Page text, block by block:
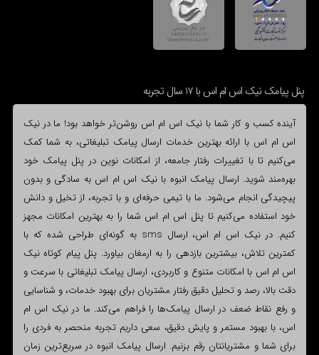
پنل پیامک نیک اس ام اس با 17 سال تجربه
آینده کسب و کار شما با نیک اس ام اس روشن‌تر خواهد بود! ما در نیک
اس ام اس با ارائه بهترین خدمات ارسال پیامک تبلیغاتی، به شما کمک
می‌کنیم تا با تغییرات رفتار جامعه، از امکانات نوین در پنل پیامک خود
بهره‌مند شوید. ارسال پیامک انبوه با نیک اس ام اس به سادگی و بدون
پیچیدگی انجام می‌شود. ما با تیمی حرفه‌ای و با تجربه، از تخیل و دانش
خود استفاده می‌کنیم تا پنل اس ام اس شما را به بهترین امکانات مجهز
کنیم. در نیک اس ام اس، ارسال sms به گونه‌ای طراحی شده که با
کمترین تلاش، بیشترین بازدهی را به ارمغان بیاورد. پنل پیام کوتاه نیک
اس ام اس با امکانات متنوع و کاربردی، ارسال پیامک تبلیغاتی با سرعت و
دقت بالا، رصد و تحلیل دقیق رفتار مشتریان برای بهبود خدمات، و شناسایی
و رفع نقاط ضعف در ارسال پیامک‌ها را فراهم می‌کند. ما در نیک اس ام
اس، با بهبود مستمر و پایش دقیق، سعی داریم تجربه منحصر به فردی را
برای شما و مشتریانتان رقم بزنیم. ارسال پیامک انبوه در سریع‌ترین زمان